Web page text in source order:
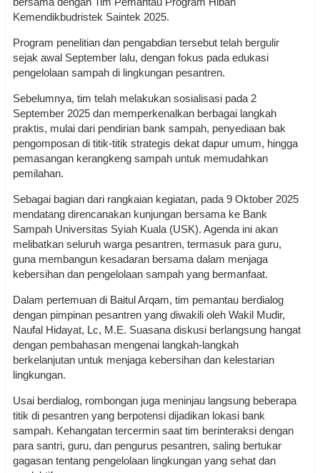
Kemendikbudristek Saintek 2025.
Program penelitian dan pengabdian tersebut telah bergulir
sejak awal September lalu, dengan fokus pada edukasi
pengelolaan sampah di lingkungan pesantren.
Sebelumnya, tim telah melakukan sosialisasi pada 2
September 2025 dan memperkenalkan berbagai langkah
praktis, mulai dari pendirian bank sampah, penyediaan bak
pengomposan di titik-titik strategis dekat dapur umum, hingga
pemasangan kerangkeng sampah untuk memudahkan
pemilahan.
Sebagai bagian dari rangkaian kegiatan, pada 9 Oktober 2025
mendatang direncanakan kunjungan bersama ke Bank
Sampah Universitas Syiah Kuala (USK). Agenda ini akan
melibatkan seluruh warga pesantren, termasuk para guru,
guna membangun kesadaran bersama dalam menjaga
kebersihan dan pengelolaan sampah yang bermanfaat.
Dalam pertemuan di Baitul Arqam, tim pemantau berdialog
dengan pimpinan pesantren yang diwakili oleh Wakil Mudir,
Naufal Hidayat, Lc, M.E. Suasana diskusi berlangsung hangat
dengan pembahasan mengenai langkah-langkah
berkelanjutan untuk menjaga kebersihan dan kelestarian
lingkungan.
Usai berdialog, rombongan juga meninjau langsung beberapa
titik di pesantren yang berpotensi dijadikan lokasi bank
sampah. Kehangatan tercermin saat tim berinteraksi dengan
para santri, guru, dan pengurus pesantren, saling bertukar
gagasan tentang pengelolaan lingkungan yang sehat dan